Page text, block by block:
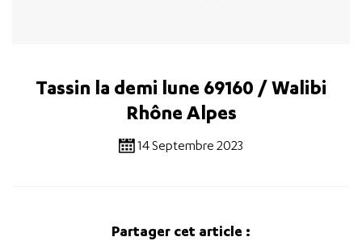
Tassin la demi lune 69160 / Walibi
Rhône Alpes
14 Septembre 2023
Partager cet article :